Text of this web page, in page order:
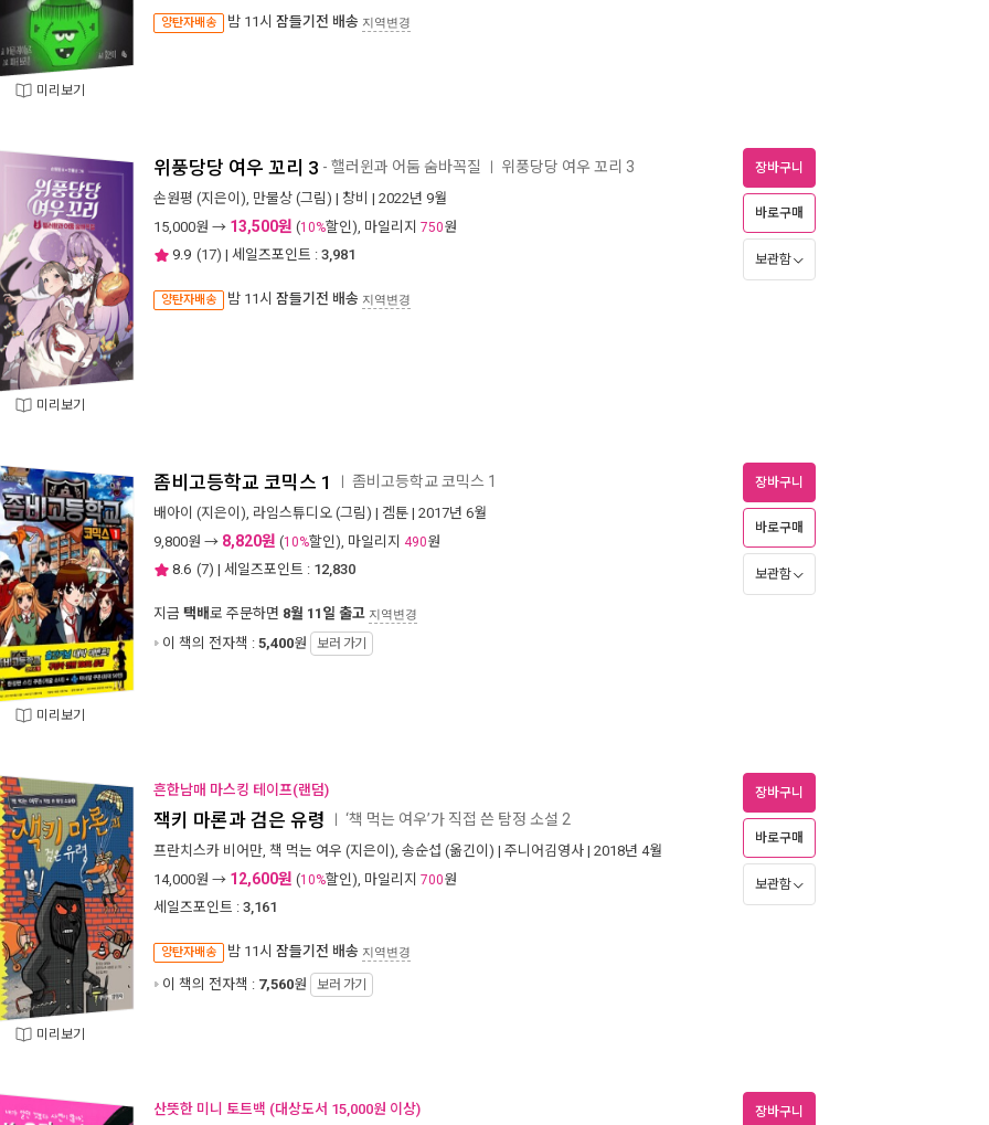
미리보기
양탄자배송 밤 11시 잠들기전 배송 지역변경
미리보기
위풍당당 여우 꼬리 3 - 핼러윈과 어둠 숨바꼭질 위풍당당 여우 꼬리 3
손원평 (지은이), 만물상 (그림) | 창비 | 2022년 9월
15,000원 → 13,500원 (10%할인), 마일리지 750원
9.9 (17) | 세일즈포인트 : 3,981
양탄자배송 밤 11시 잠들기전 배송 지역변경
장바구니
바로구매
보관함
미리보기
좀비고등학교 코믹스 1 좀비고등학교 코믹스 1
배아이 (지은이), 라임스튜디오 (그림) | 겜툰 | 2017년 6월
9,800원 → 8,820원 (10%할인), 마일리지 490원
8.6 (7) | 세일즈포인트 : 12,830
지금 택배로 주문하면 8월 11일 출고 지역변경
이 책의 전자책 : 5,400원 보러 가기
장바구니
바로구매
보관함
미리보기
흔한남매 마스킹 테이프(랜덤)
잭키 마론과 검은 유령 ‘책 먹는 여우’가 직접 쓴 탐정 소설 2
프란치스카 비어만, 책 먹는 여우 (지은이), 송순섭 (옮긴이) | 주니어김영사 | 2018년 4월
14,000원 → 12,600원 (10%할인), 마일리지 700원
세일즈포인트 : 3,161
양탄자배송 밤 11시 잠들기전 배송 지역변경
이 책의 전자책 : 7,560원 보러 가기
장바구니
바로구매
보관함
산뜻한 미니 토트백 (대상도서 15,000원 이상) 장바구니